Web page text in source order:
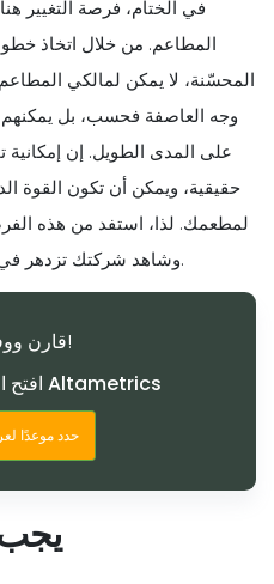
في الختام، فرصة التغيير
المطاعم. من خلال اتخاذ
المحسّنة، لا يمكن لمالكي
وجه العاصفة فحسب، بل
على المدى الطويل. إن
حقيقية، ويمكن أن تكون القوة
لمطعمك. لذا، استفد من هذه
وشاهد شركتك تزدهر في هذه الصناعة التنافسية باستمرار.
قارن ووفر اليوم!
افتح التسعير الشفاف مع Altametrics
حدد موعدًا